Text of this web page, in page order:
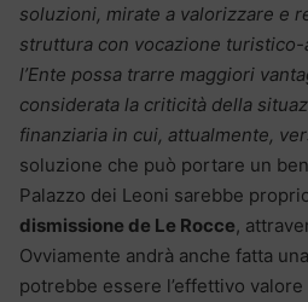
soluzioni, mirate a valorizzare e
struttura con vocazione
l’Ente possa trarre maggiori
considerata la criticità della
finanziaria in cui, attualmente,
soluzione che può portare un
Palazzo dei Leoni sarebbe
dismissione de Le Rocce,
Ovviamente andrà anche fatta
potrebbe essere l’effettivo